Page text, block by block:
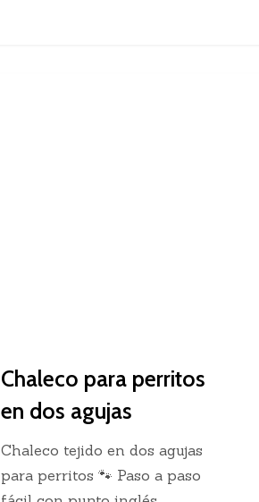
Chaleco para perritos
en dos agujas
Chaleco tejido en dos agujas
para perritos 🐾 Paso a paso